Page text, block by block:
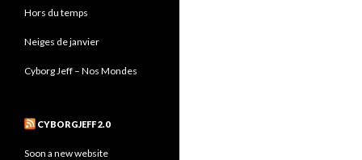
Hors du temps
Neiges de janvier
Cyborg Jeff – Nos Mondes
CYBORGJEFF 2.0
Soon a new website